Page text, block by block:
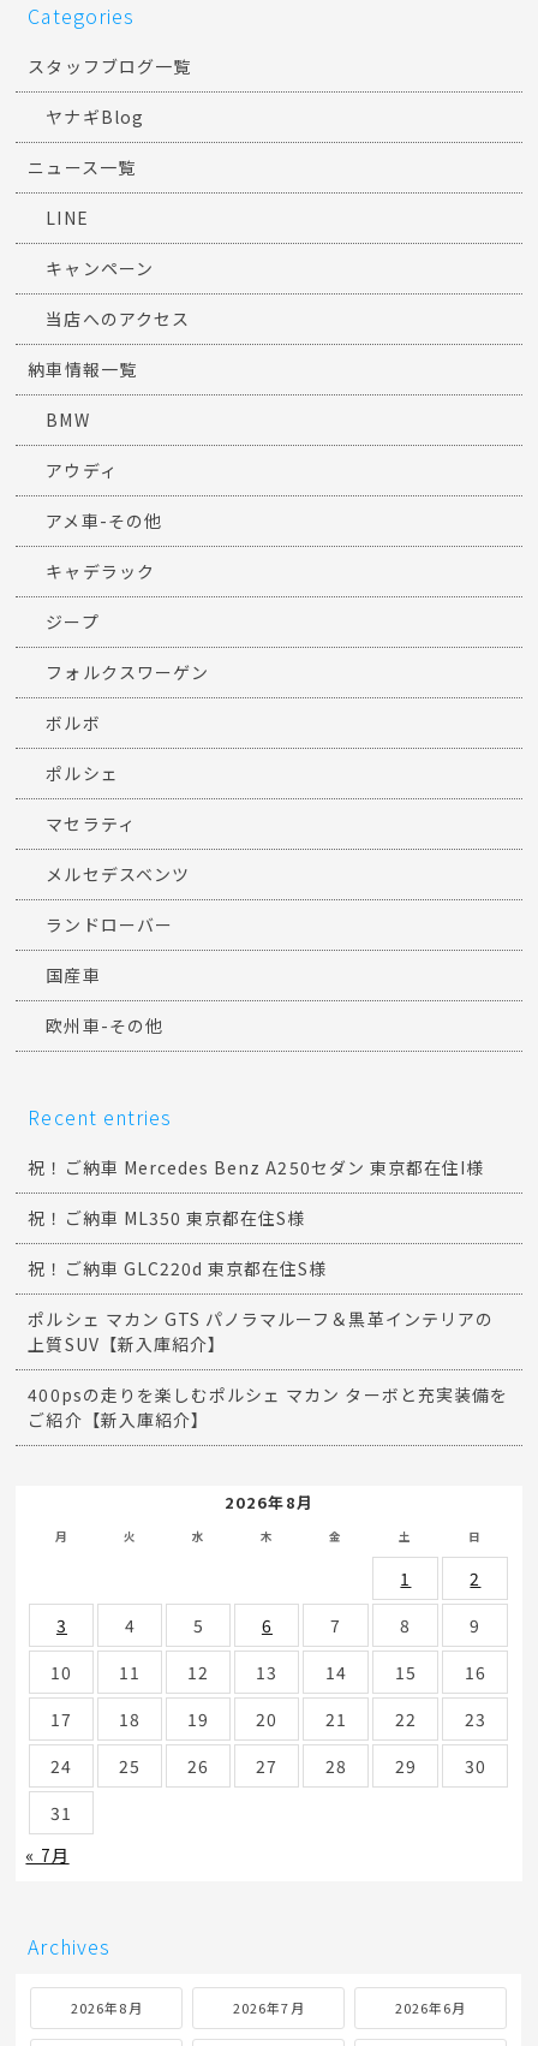
Categories
スタッフブログ一覧
ヤナギBlog
ニュース一覧
LINE
キャンペーン
当店へのアクセス
納車情報一覧
BMW
アウディ
アメ車-その他
キャデラック
ジープ
フォルクスワーゲン
ボルボ
ポルシェ
マセラティ
メルセデスベンツ
ランドローバー
国産車
欧州車-その他
Recent entries
祝！ご納車 Mercedes Benz A250セダン 東京都在住I様
祝！ご納車 ML350 東京都在住S様
祝！ご納車 GLC220d 東京都在住S様
ポルシェ マカン GTS パノラマルーフ＆黒革インテリアの
上質SUV【新入庫紹介】
400psの走りを楽しむポルシェ マカン ターボと充実装備を
ご紹介【新入庫紹介】
2026年8月
月 火 水 木 金 土 日
1
2
3
4 5 6 7 8
9
10
11 12 13 14 15
16
17
18 19 20 21 22
23
24
25 26 27 28 29
30
31
« 7月
Archives
2026年8月 2026年7月 2026年6月